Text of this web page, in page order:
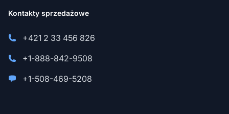
Kontakty sprzedażowe
+421 2 33 456 826
+1-888-842-9508
+1-508-469-5208